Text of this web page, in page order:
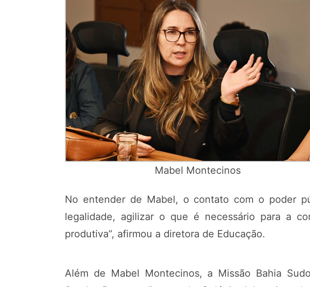
Mabel Montecinos
No entender de Mabel, o contato com o poder
legalidade, agilizar o que é necessário para a
produtiva”, afirmou a diretora de Educação.
Além de Mabel Montecinos, a Missão Bahia